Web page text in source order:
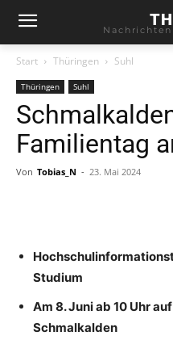
Start Thüringen Suhl
Thüringen Suhl
Familientag
Von Tobias_N - 23. Mai 2024
Studium
Am 8. Juni ab 10 Uhr
Schmalkalden